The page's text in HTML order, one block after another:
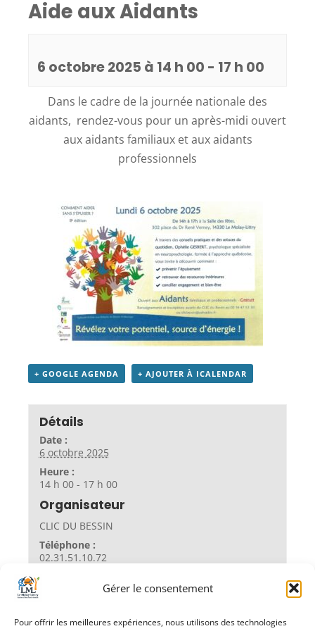
Gérer le consentement
Pour offrir les meilleures expériences, nous utilisons des technologies
Aide aux Aidants
6 octobre 2025 à 14 h 00 - 17 h 00
Dans le cadre de la journée nationale des
aidants, rendez-vous pour un après-midi ouvert
aux aidants familiaux et aux aidants
professionnels
+ GOOGLE AGENDA + AJOUTER À ICALENDAR
Détails
Date :
6 octobre 2025
Heure :
14 h 00 - 17 h 00
Organisateur
CLIC DU BESSIN
Téléphone :
02.31.51.10.72